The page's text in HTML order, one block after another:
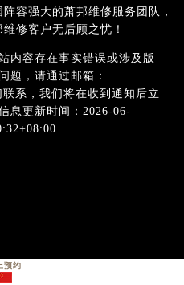
容强大的萧邦维修服务团队，
修客户无后顾之忧！
内容存在事实错误或涉及版
题，请通过邮箱：
系，我们将在收到通知后立
息更新时间：2026-06-
预约